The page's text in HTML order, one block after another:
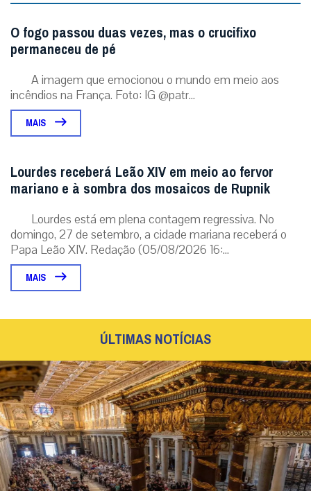
O fogo passou duas vezes, mas o crucifixo
permaneceu de pé
A imagem que emocionou o mundo em meio aos
incêndios na França. Foto: IG @patr...
MAIS
Lourdes receberá Leão XIV em meio ao fervor
mariano e à sombra dos mosaicos de Rupnik
Lourdes está em plena contagem regressiva. No
domingo, 27 de setembro, a cidade mariana receberá o
Papa Leão XIV. Redação (05/08/2026 16:...
MAIS
ÚLTIMAS NOTÍCIAS